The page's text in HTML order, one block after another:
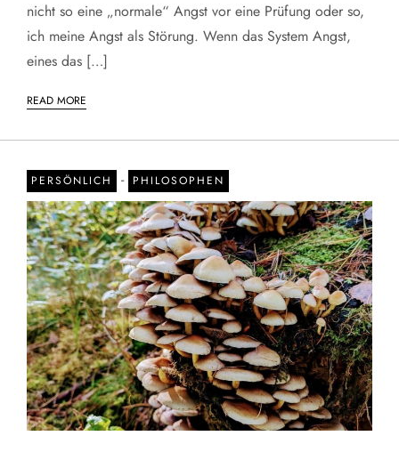
nicht so eine „normale“ Angst vor eine Prüfung oder so,
ich meine Angst als Störung. Wenn das System Angst,
eines das […]
READ MORE
PERSÖNLICH - PHILOSOPHEN